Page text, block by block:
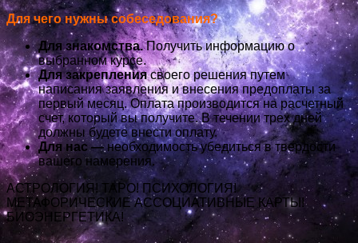
Для чего нужны собеседования?
Для знакомства.Получить информацию о
выбранном курсе.
Для закреплениясвоего решения путем
написания заявления и внесения предоплаты за
первый месяц. Оплата производится на расчетный
счет, который вы получите. В течении трех дней
должны будете внести оплату.
Для нас —необходимость убедиться в твердости
вашего намерения.
АСТРОЛОГИЯ! ТАРО! ПСИХОЛОГИЯ!
МЕТАФОРИЧЕСКИЕ АССОЦИАТИВНЫЕ КАРТЫ!
БИОЭНЕРГЕТИКА!